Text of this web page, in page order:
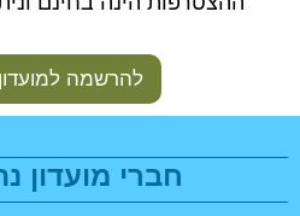
להרשמה למועדון
חברי מועדון